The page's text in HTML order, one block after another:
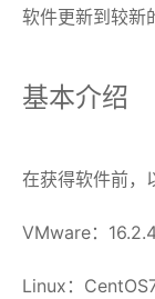
软件更新到较新
基本介绍
在获得软件前，
VMware：
Linux：